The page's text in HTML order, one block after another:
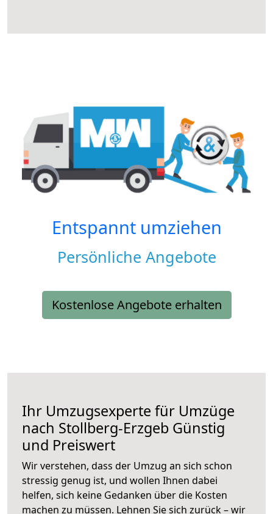
Entspannt umziehen
Persönliche Angebote
Kostenlose Angebote erhalten
Ihr Umzugsexperte für Umzüge
nach Stollberg-Erzgeb Günstig
und Preiswert
Wir verstehen, dass der Umzug an sich schon
stressig genug ist, und wollen Ihnen dabei
helfen, sich keine Gedanken über die Kosten
machen zu müssen. Lehnen Sie sich zurück – wir